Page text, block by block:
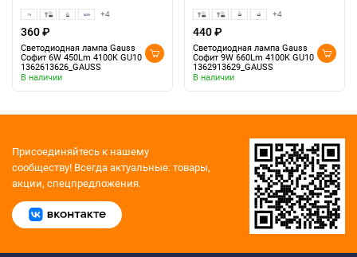
+4
360 ₽
Светодиодная лампа Gauss
Софит 6W 450Lm 4100K GU10
1362613626_GAUSS
В наличии
+4
440 ₽
Светодиодная лампа Gauss
Софит 9W 660Lm 4100K GU10
1362913629_GAUSS
В наличии
Присоединяйтесь к нашему
сообществу! Всегда актуальные: товары,
акции, спецпредложения.